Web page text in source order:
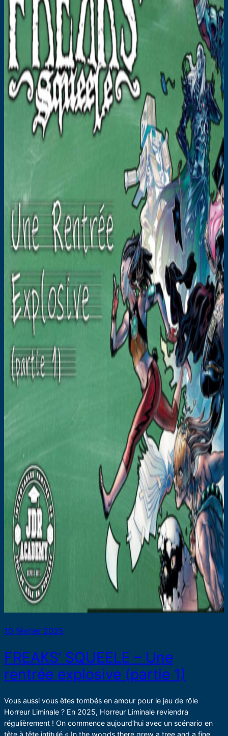
10 février 2025
FREAKS’ SQUEELE – Une
rentrée explosive (partie 1)
Vous aussi vous êtes tombés en amour pour le jeu de rôle
Horreur Liminale ? En 2025, Horreur Liminale reviendra
régulièrement ! On commence aujourd’hui avec un scénario en
tête à tête intitulé « In the woods there grew a tree and a fine